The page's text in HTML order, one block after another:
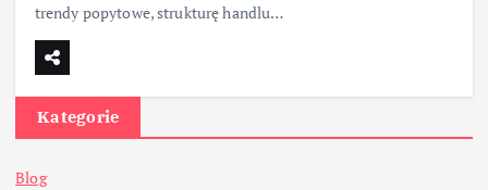
trendy popytowe, strukturę handlu…
Kategorie
Blog